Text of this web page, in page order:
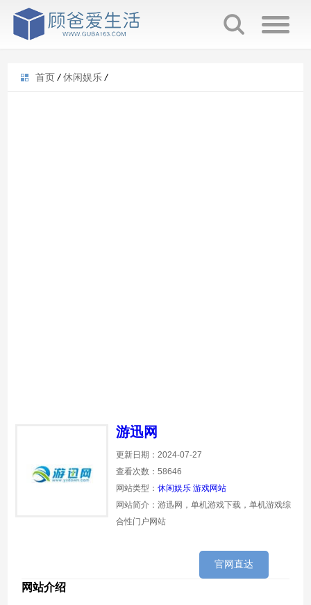
首页 / 休闲娱乐 /
游迅网
更新日期：2024-07-27
查看次数：58646
网站类型：休闲娱乐 游戏网站
网站简介：游迅网，单机游戏下载，单机游戏综
合性门户网站
官网直达
网站介绍